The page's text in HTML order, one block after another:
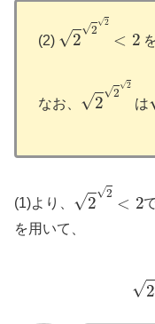
(2)
22<2
なお、
22
は
(1)より、
2<2
を用いて、